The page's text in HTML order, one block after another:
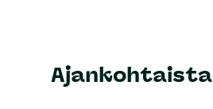
Ajankohtaista